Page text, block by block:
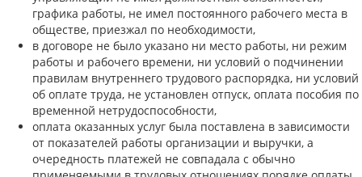
графика работы, не имел постоянного рабочего места в
обществе, приезжал по необходимости,
в договоре не было указано ни место работы, ни режим
работы и рабочего времени, ни условий о подчинении
правилам внутреннего трудового распорядка, ни условий
об оплате труда, не установлен отпуск, оплата пособия по
временной нетрудоспособности,
оплата оказанных услуг была поставлена в зависимости
от показателей работы организации и выручки, а
очередность платежей не совпадала с обычно